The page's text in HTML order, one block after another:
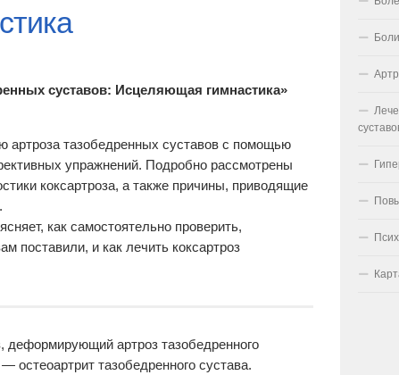
суставов: Исцеляющая гимнастика»
артроза тазобедренных суставов с помощью
упражнений. Подробно рассмотрены
коксартроза, а также причины, приводящие
как самостоятельно проверить,
поставили, и как лечить коксартроз
деформирующий артроз тазобедренного
остеоартрит тазобедренного сустава.